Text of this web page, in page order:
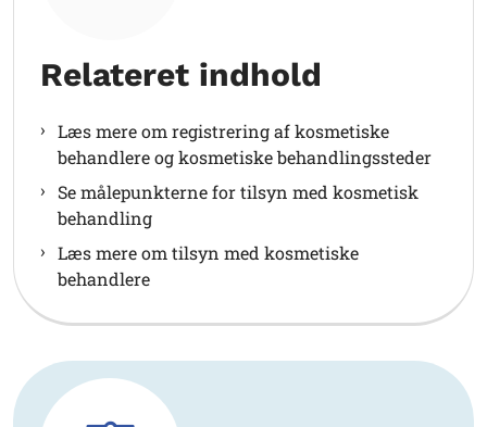
Relateret indhold
Læs mere om registrering af kosmetiske
behandlere og kosmetiske behandlingssteder
Se målepunkterne for tilsyn med kosmetisk
behandling
Læs mere om tilsyn med kosmetiske
behandlere